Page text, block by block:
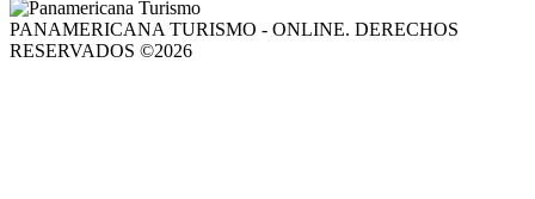
PANAMERICANA TURISMO - ONLINE. DERECHOS
RESERVADOS ©2026